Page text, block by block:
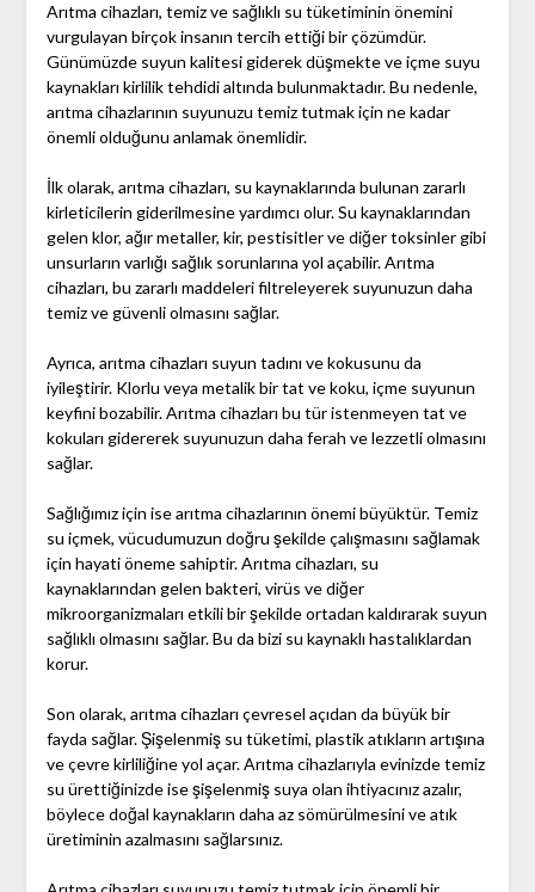
Arıtma cihazları, temiz ve sağlıklı su tüketiminin önemini
vurgulayan birçok insanın tercih ettiği bir çözümdür.
Günümüzde suyun kalitesi giderek düşmekte ve içme suyu
kaynakları kirlilik tehdidi altında bulunmaktadır. Bu nedenle,
arıtma cihazlarının suyunuzu temiz tutmak için ne kadar
önemli olduğunu anlamak önemlidir.
İlk olarak, arıtma cihazları, su kaynaklarında bulunan zararlı
kirleticilerin giderilmesine yardımcı olur. Su kaynaklarından
gelen klor, ağır metaller, kir, pestisitler ve diğer toksinler gibi
unsurların varlığı sağlık sorunlarına yol açabilir. Arıtma
cihazları, bu zararlı maddeleri filtreleyerek suyunuzun daha
temiz ve güvenli olmasını sağlar.
Ayrıca, arıtma cihazları suyun tadını ve kokusunu da
iyileştirir. Klorlu veya metalik bir tat ve koku, içme suyunun
keyfini bozabilir. Arıtma cihazları bu tür istenmeyen tat ve
kokuları gidererek suyunuzun daha ferah ve lezzetli olmasını
sağlar.
Sağlığımız için ise arıtma cihazlarının önemi büyüktür. Temiz
su içmek, vücudumuzun doğru şekilde çalışmasını sağlamak
için hayati öneme sahiptir. Arıtma cihazları, su
kaynaklarından gelen bakteri, virüs ve diğer
mikroorganizmaları etkili bir şekilde ortadan kaldırarak suyun
sağlıklı olmasını sağlar. Bu da bizi su kaynaklı hastalıklardan
korur.
Son olarak, arıtma cihazları çevresel açıdan da büyük bir
fayda sağlar. Şişelenmiş su tüketimi, plastik atıkların artışına
ve çevre kirliliğine yol açar. Arıtma cihazlarıyla evinizde temiz
su ürettiğinizde ise şişelenmiş suya olan ihtiyacınız azalır,
böylece doğal kaynakların daha az sömürülmesini ve atık
üretiminin azalmasını sağlarsınız.